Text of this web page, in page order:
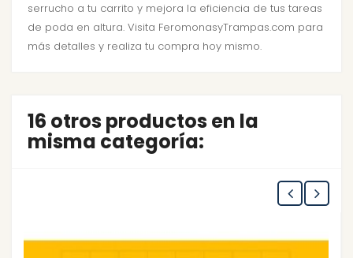
serrucho a tu carrito y mejora la eficiencia de tus tareas
de poda en altura. Visita FeromonasyTrampas.com para
más detalles y realiza tu compra hoy mismo.
16 otros productos en la
misma categoría: